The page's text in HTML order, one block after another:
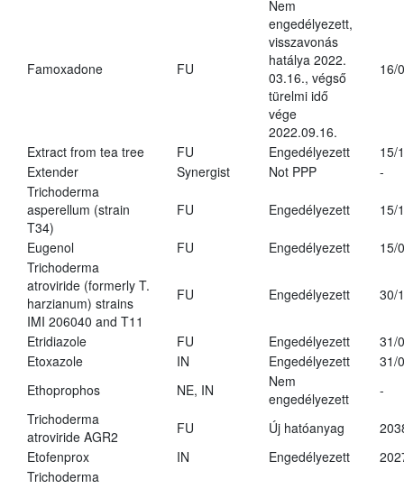
Famoxadone FU
Nem
engedélyezett,
visszavonás
hatálya 2022.
03.16., végső
türelmi idő
vége
2022.09.16.
16/
Extract from tea tree FU Engedélyezett
15/
Extender
Synergist Not PPP
-
Trichoderma
asperellum (strain
T34)
FU Engedélyezett 15/
Eugenol FU Engedélyezett
15/
Trichoderma
atroviride (formerly T.
harzianum) strains
IMI 206040 and T11
FU Engedélyezett 30/
Etridiazole FU Engedélyezett
31/
Etoxazole
IN Engedélyezett
31/
Ethoprophos
NE, IN
Nem
engedélyezett
-
Trichoderma
atroviride AGR2
FU Új hatóanyag
Etofenprox
IN Engedélyezett
Trichoderma